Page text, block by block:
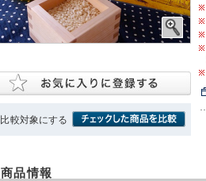
比較対象にする
商品情報